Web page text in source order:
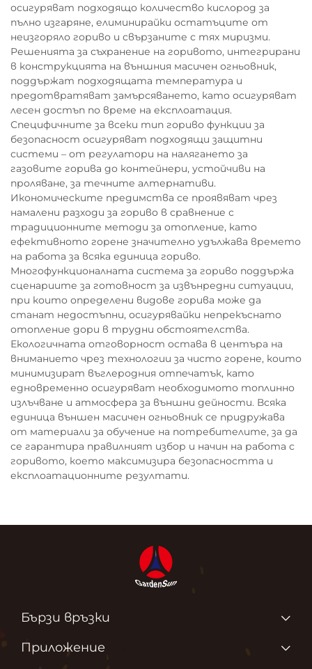
осигуряват подходящо количество кислород за
пълно изгаряне, елиминирайки остатъците от
неизгоряло гориво и свързаните с тях миризми.
Решенията за съхранение на горивото, интегрирани
в конструкцията на външния масичен огньовник,
поддържат подходящата температура и
предотвратяват замърсяването, като осигуряват
лесен достъп по време на експлоатация.
Специфичните за всеки тип гориво функции за
безопасност осигуряват подходящи защитни
системи – от регулатори на налягането за
газовите горива до контейнери, устойчиви на
проляване, за течните алтернативи.
Икономическите предимства се проявяват чрез
намалени разходи за гориво в сравнение с
традиционните методи за отопление, като
ефективното горене значително удължава времето
на работа за всяка единица гориво.
Многофункционалната система за гориво поддържа
сценариите за готовност за извънредни ситуации,
при които определени видове горива може да
станат недостъпни, осигурявайки непрекъснато
отопление дори в трудни обстоятелства.
Екологичната отговорност остава в центъра на
вниманието чрез технологии за чисто горене, които
минимизират въглеродния отпечатък, като
едновременно осигуряват необходимото топлинно
излъчване и атмосфера за външни дейности. Всяка
единица външен масичен огньовник се придружава
от материали за обучение на потребителите, за да
се гарантира правилният избор и начин на работа с
горивото, което максимизира безопасността и
експлоатационните резултати.
Бързи връзки
Продукти
Приложение